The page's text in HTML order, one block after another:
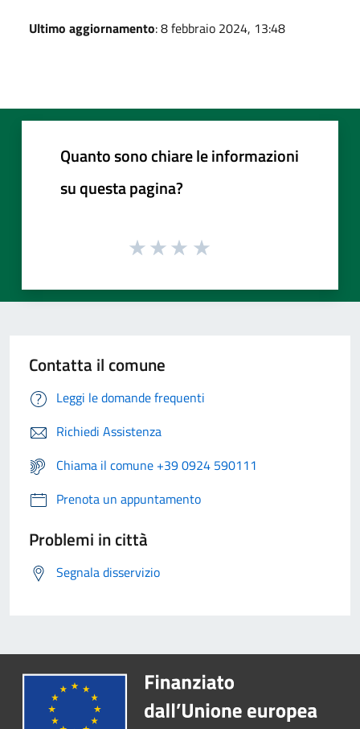
Ultimo aggiornamento: 8 febbraio 2024, 13:48
Quanto sono chiare le informazioni
su questa pagina?
Contatta il comune
Leggi le domande frequenti
Richiedi Assistenza
Chiama il comune +39 0924 590111
Prenota un appuntamento
Problemi in città
Segnala disservizio